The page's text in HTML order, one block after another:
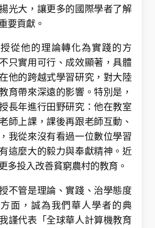
光大，讓更多的國際學者了解
要貢獻。
從他的理論轉化為實踐的方
只實用可行、成效顯著，具體
他的跨越式學習研究，對大陸
育帶來深遠的影響。特別是，
長年進行田野研究：他在教室
師上課，課後再跟老師互動、
我從來沒有看過一位數位學習
這麼大的毅力與奉獻精神。近
多投入改善貧窮農村的教育。
不管是理論、實踐、治學態度
面，誠為我們華人學者的典
謹代表「全球華人計算機教育